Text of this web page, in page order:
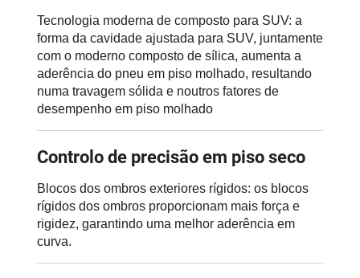
Tecnologia moderna de composto para SUV: a
forma da cavidade ajustada para SUV, juntamente
com o moderno composto de sílica, aumenta a
aderência do pneu em piso molhado, resultando
numa travagem sólida e noutros fatores de
desempenho em piso molhado
Controlo de precisão em piso seco
Blocos dos ombros exteriores rígidos: os blocos
rígidos dos ombros proporcionam mais força e
rigidez, garantindo uma melhor aderência em
curva.